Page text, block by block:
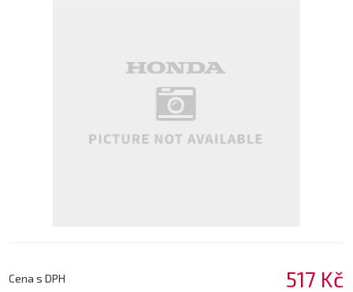
Cena s DPH 517 Kč